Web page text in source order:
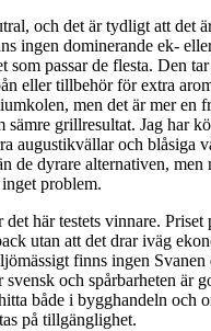
och det är tydligt att det
ingen dominerande ek-
som passar de flesta. Den
eller tillbehör för extra
men det är mer en
sämre grillresultat. Jag har
augustikvällar och blåsiga
de dyrare alternativen, men
problem.
det här testets vinnare.
utan att det drar iväg
finns ingen
svensk och spårbarheten är
både i bygghandeln och
på tillgänglighet.